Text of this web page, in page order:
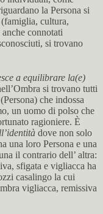
la Persona si
cultura,
connotati
si trovano
a equilibrare la(e)
si trovano tutti
che indossa
un uomo di polso che
ragioniere. È
dove non solo
una loro Persona e una
il contrario dell’ altra:
sfigata e vigliacca ha
casalingo la cui
vigliacca, remissiva